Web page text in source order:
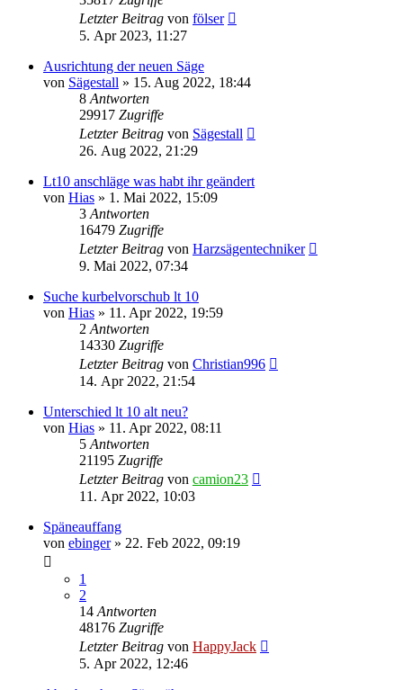
Letzter Beitrag von fölser
5. Apr 2023, 11:27
Ausrichtung der neuen Säge
von Sägestall » 15. Aug 2022, 18:44
8 Antworten
29917 Zugriffe
Letzter Beitrag von Sägestall
26. Aug 2022, 21:29
Lt10 anschläge was habt ihr geändert
von Hias » 1. Mai 2022, 15:09
3 Antworten
16479 Zugriffe
Letzter Beitrag von Harzsägentechniker
9. Mai 2022, 07:34
Suche kurbelvorschub lt 10
von Hias » 11. Apr 2022, 19:59
2 Antworten
14330 Zugriffe
Letzter Beitrag von Christian996
14. Apr 2022, 21:54
Unterschied lt 10 alt neu?
von Hias » 11. Apr 2022, 08:11
5 Antworten
21195 Zugriffe
Letzter Beitrag von camion23
11. Apr 2022, 10:03
Späneauffang
von ebinger» 22. Feb 2022, 09:19
1
2
14 Antworten
48176 Zugriffe
Letzter Beitrag von HappyJack
5. Apr 2022, 12:46